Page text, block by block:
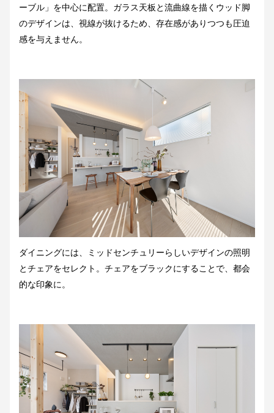
ーブル」を中心に配置。ガラス天板と流曲線を描くウッド脚
のデザインは、視線が抜けるため、存在感がありつつも圧迫
感を与えません。
ダイニングには、ミッドセンチュリーらしいデザインの照明
とチェアをセレクト。チェアをブラックにすることで、都会
的な印象に。